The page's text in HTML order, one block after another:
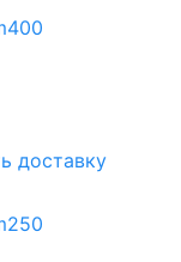
доставку